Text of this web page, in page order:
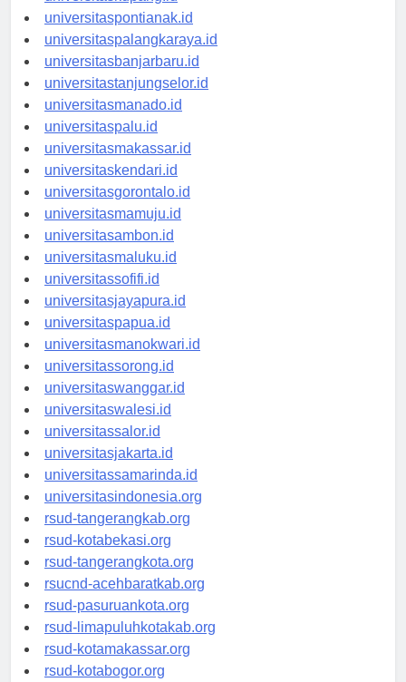
universitaskupang.id
universitaspontianak.id
universitaspalangkaraya.id
universitasbanjarbaru.id
universitastanjungselor.id
universitasmanado.id
universitaspalu.id
universitasmakassar.id
universitaskendari.id
universitasgorontalo.id
universitasmamuju.id
universitasambon.id
universitasmaluku.id
universitassofifi.id
universitasjayapura.id
universitaspapua.id
universitasmanokwari.id
universitassorong.id
universitaswanggar.id
universitaswalesi.id
universitassalor.id
universitasjakarta.id
universitassamarinda.id
universitasindonesia.org
rsud-tangerangkab.org
rsud-kotabekasi.org
rsud-tangerangkota.org
rsucnd-acehbaratkab.org
rsud-pasuruankota.org
rsud-limapuluhkotakab.org
rsud-kotamakassar.org